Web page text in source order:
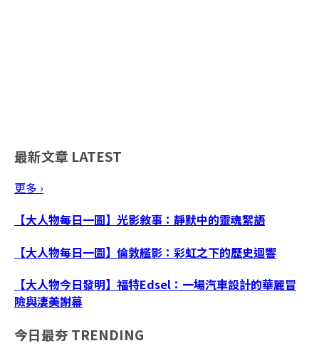
最新文章 LATEST
更多 ›
【大人物每日一圖】光影敘事：靜默中的靈魂絮語
【大人物每日一圖】倫敦艦影：彩虹之下的歷史迴響
【大人物今日發明】福特Edsel：一場汽車設計的華麗冒
險與淒美謝幕
今日最夯 TRENDING